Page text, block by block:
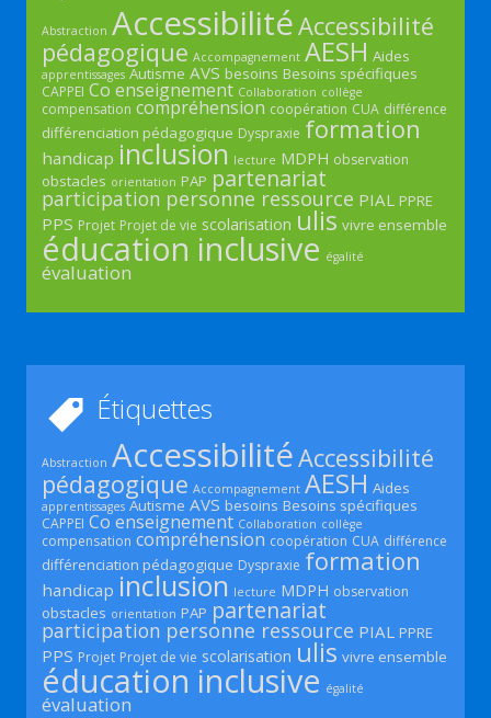
Abstraction AccessibilitéAccessibilité
pédagogique Accompagnement AESH Aides
apprentissages Autisme AVS besoins Besoins spécifiques
CAPPEI Co enseignement Collaboration collège
compensation compréhension coopération CUA différence
différenciation pédagogique Dyspraxie formation
handicap inclusion lecture MDPH observation
obstacles orientation PAP partenariat
participation personne ressource PIAL PPRE
PPS Projet Projet de vie scolarisation ulis vivre ensemble
éducation inclusive égalité
évaluation
Étiquettes
Abstraction AccessibilitéAccessibilité
pédagogique Accompagnement AESH Aides
apprentissages Autisme AVS besoins Besoins spécifiques
CAPPEI Co enseignement Collaboration collège
compensation compréhension coopération CUA différence
différenciation pédagogique Dyspraxie formation
handicap inclusion lecture MDPH observation
obstacles orientation PAP partenariat
participation personne ressource PIAL PPRE
PPS Projet Projet de vie scolarisation ulis vivre ensemble
éducation inclusive égalité
évaluation